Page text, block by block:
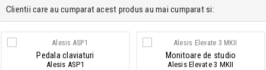
Clientii care au cumparat acest produs au mai cumparat si:
Pedala claviaturi
Alesis ASP1
Monitoare de studio
Alesis Elevate 3 MKII